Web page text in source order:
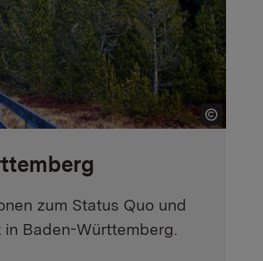
zum Status Quo und
Baden-Württemberg.